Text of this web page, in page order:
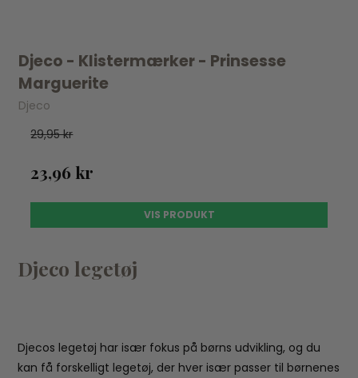
Djeco - Klistermærker - Prinsesse
Marguerite
Djeco
29,95 kr
23,96 kr
VIS PRODUKT
Djeco legetøj
Djecos legetøj har især fokus på børns udvikling, og du
kan få forskelligt legetøj, der hver især passer til børnenes